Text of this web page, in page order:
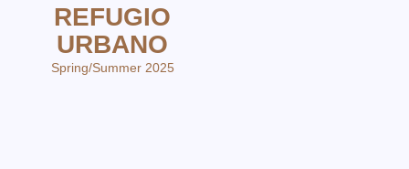
REFUGIO
URBANO
Spring/Summer 2025